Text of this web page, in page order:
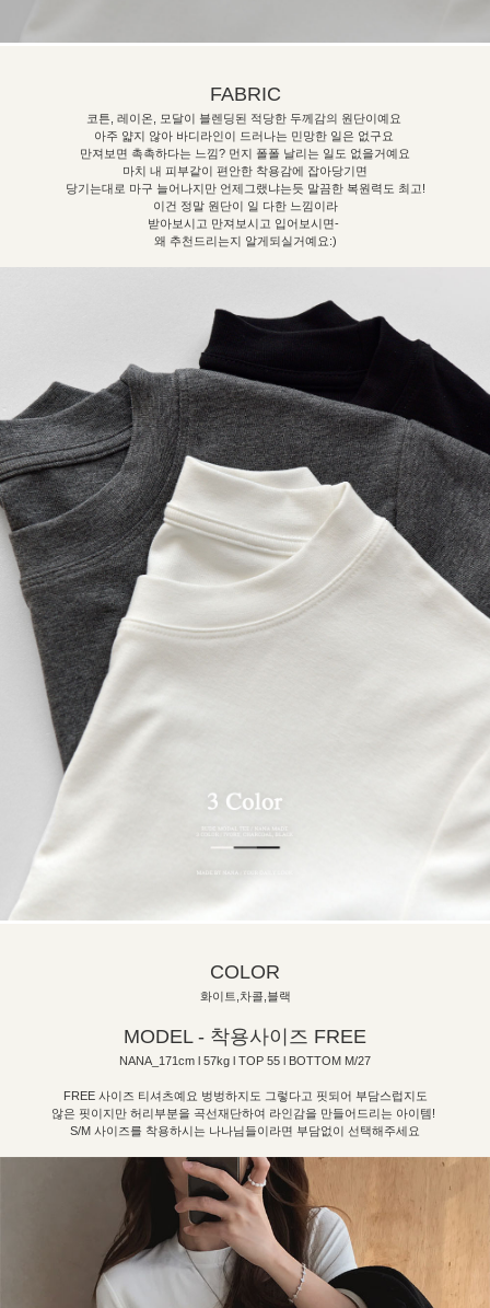
FABRIC
코튼, 레이온, 모달이 블렌딩된 적당한 두께감의 원단이예요
아주 얇지 않아 바디라인이 드러나는 민망한 일은 없구요
만져보면 촉촉하다는 느낌? 먼지 폴폴 날리는 일도 없을거예요
마치 내 피부같이 편안한 착용감에 잡아당기면
당기는대로 마구 늘어나지만 언제그랬냐는듯 말끔한 복원력도 최고!
이건 정말 원단이 일 다한 느낌이라
받아보시고 만져보시고 입어보시면-
왜 추천드리는지 알게되실거예요:)
COLOR
화이트,차콜,블랙
MODEL - 착용사이즈 FREE
NANA_171cm l 57kg l TOP 55 l BOTTOM M/27
FREE 사이즈 티셔츠예요 벙벙하지도 그렇다고 핏되어 부담스럽지도
않은 핏이지만 허리부분을 곡선재단하여 라인감을 만들어드리는 아이템!
S/M 사이즈를 착용하시는 나나님들이라면 부담없이 선택해주세요